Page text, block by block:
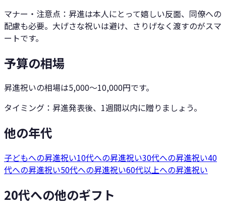
マナー・注意点： 昇進は本人にとって嬉しい反面、同僚への
配慮も必要。大げさな祝いは避け、さりげなく渡すのがスマ
ートです。
予算の相場
昇進祝いの相場は5,000〜10,000円です。
タイミング： 昇進発表後、1週間以内に贈りましょう。
他の年代
子どもへの昇進祝い10代への昇進祝い30代への昇進祝い40
代への昇進祝い50代への昇進祝い60代以上への昇進祝い
20代への他のギフト